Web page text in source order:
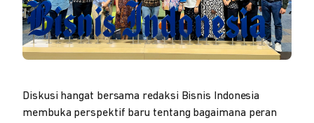
Diskusi hangat bersama redaksi Bisnis Indonesia
membuka perspektif baru tentang bagaimana peran